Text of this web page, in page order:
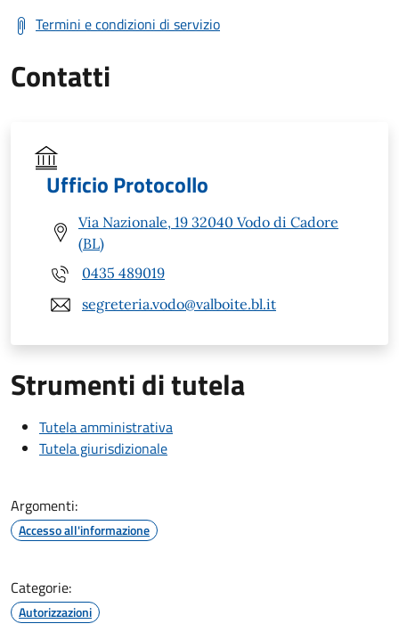
Termini e condizioni di servizio
Contatti
Ufficio Protocollo
Via Nazionale, 19 32040 Vodo di Cadore
(BL)
0435 489019
segreteria.vodo@valboite.bl.it
Strumenti di tutela
Tutela amministrativa
Tutela giurisdizionale
Argomenti:
Accesso all'informazione
Categorie:
Autorizzazioni